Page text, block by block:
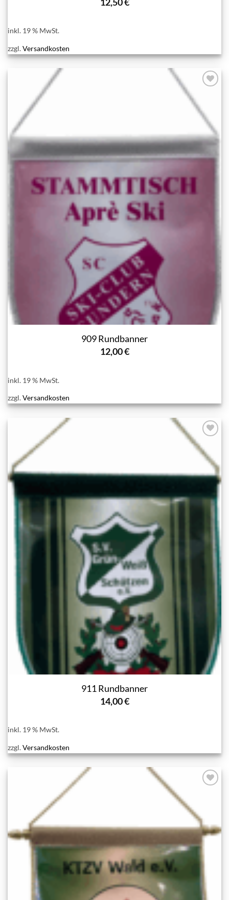
inkl. 19 % MwSt.
zzgl.Versandkosten
909 Rundbanner
12,00€
inkl. 19 % MwSt.
zzgl.Versandkosten
Add to
wishlist
911 Rundbanner
14,00€
inkl. 19 % MwSt.
zzgl.Versandkosten